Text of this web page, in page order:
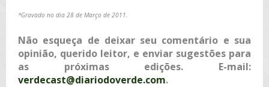
*Gravado no dia 28 de Março de 2011.
Não esqueça de deixar seu comentário e sua
opinião, querido leitor, e enviar sugestões para
as próximas edições. E-mail:
verdecast@diariodoverde.com.